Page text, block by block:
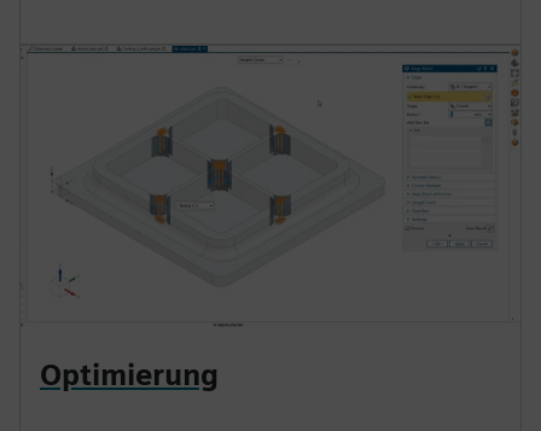
Optimierung